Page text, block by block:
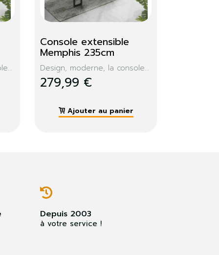
Console extensible
Memphis 235cm
Design, moderne, la console...
279,99 €
Ajouter au panier
Depuis 2003
à votre service !